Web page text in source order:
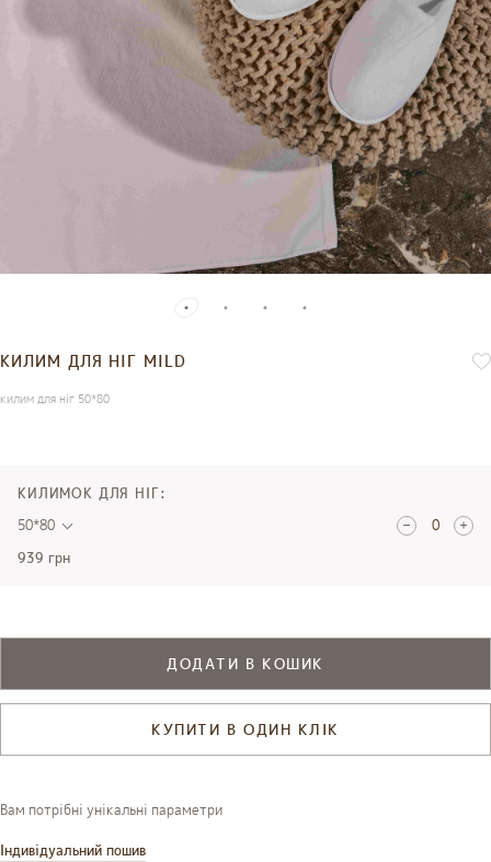
КИЛИМ ДЛЯ НІГ MILD
килим для ніг 50*80
КИЛИМОК ДЛЯ НІГ:
50*80
939 грн
ДОДАТИ В КОШИК
КУПИТИ В ОДИН КЛІК
Вам потрібні унікальні параметри
Індивідуальний пошив